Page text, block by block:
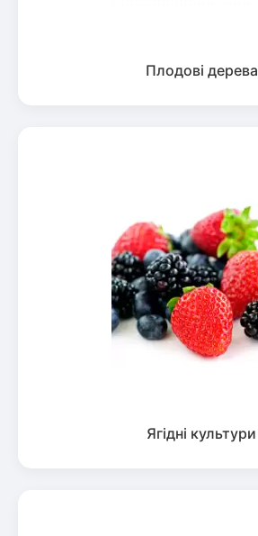
Плодові дерева
Ягідні культури